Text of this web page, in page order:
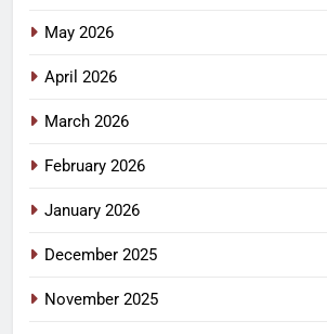
May 2026
April 2026
March 2026
February 2026
January 2026
December 2025
November 2025